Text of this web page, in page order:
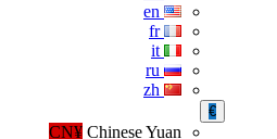
fr
€
CN¥ Chinese Yuan